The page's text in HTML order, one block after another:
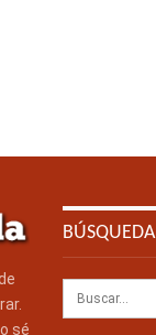
sé
BÚSQUEDA